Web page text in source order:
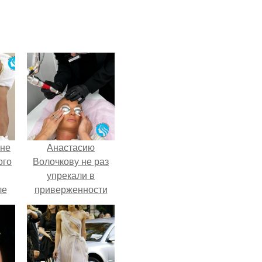
Анастасию
Волочкову не раз
упрекали в
приверженности
устаревшим бьюти -
процедурам.